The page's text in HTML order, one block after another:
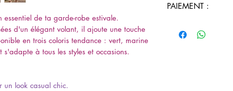
de ta garde-robe estivale.
d'un élégant volant, il ajoute une touche
en trois coloris tendance : vert, marine
à tous les styles et occasions.
un look casual chic.
Livraison 4 kms
dès 60€ d'achat.
PAIEMENT :
Paiement